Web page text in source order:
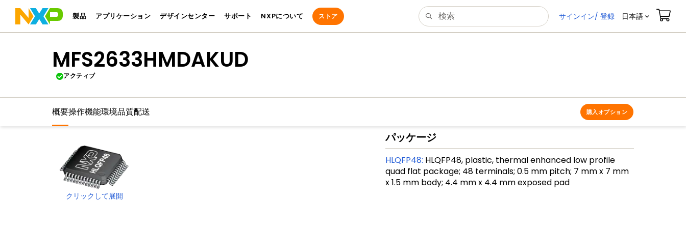
製品 アプリケーション デザインセンター サポート NXPについて ストア サインイン/ 登録 日本語
MFS2633HMDAKUD
アクティブ
概要操作機能環境品質配送 購入オプション
クリックして展開
パッケージ
HLQFP48: HLQFP48, plastic, thermal enhanced low profile
quad flat package; 48 terminals; 0.5 mm pitch; 7 mm x 7 mm
x 1.5 mm body; 4.4 mm x 4.4 mm exposed pad